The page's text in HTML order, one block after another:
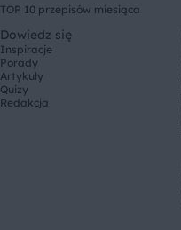
TOP 10 przepisów miesiąca
Dowiedz się
Inspiracje
Porady
Artykuły
Quizy
Redakcja